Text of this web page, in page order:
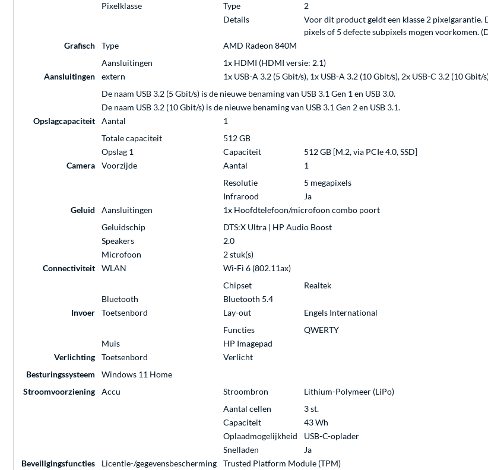
Pixelklasse
Type
2
Details
Voor dit product geldt een klasse 2
pixels of 5 defecte subpixels mogen voorkomen.
Grafisch
Type
AMD Radeon 840M
Aansluitingen
1x HDMI (HDMI versie: 2.1)
Aansluitingen
extern
1x USB-A 3.2 (5 Gbit/s), 1x USB-A 3.2 (10 Gbit/s), 2x USB-C 3.2 (10 Gbit/
De naam USB 3.2 (5 Gbit/s) is de nieuwe benaming van USB 3.1 Gen 1 en USB 3.0.
De naam USB 3.2 (10 Gbit/s) is de nieuwe benaming van USB 3.1 Gen 2 en USB 3.1.
Opslagcapaciteit
Aantal
1
Totale capaciteit
512 GB
Opslag 1
Capaciteit
512 GB [M.2, via PCIe 4.0, SSD]
Camera
Voorzijde Aantal
1
Resolutie
5 megapixels
Infrarood
Ja
Geluid
Aansluitingen
1x Hoofdtelefoon/microfoon combo poort
Geluidschip
DTS:X Ultra | HP Audio Boost
Speakers
2.0
Microfoon
2 stuk(s)
Connectiviteit
WLAN
Wi-Fi 6 (802.11ax)
Chipset
Realtek
Bluetooth
Bluetooth 5.4
Invoer
Toetsenbord Lay-out
Engels International
Functies
QWERTY
Muis
HP Imagepad
Verlichting
Toetsenbord
Verlicht
Besturingssysteem
Windows 11 Home
Stroomvoorziening
Accu Stroombron
Lithium-Polymeer (LiPo)
Aantal cellen
3 st.
Capaciteit
43 Wh
Oplaadmogelijkheid
USB-C-oplader
Snelladen
Ja
Beveiligingsfuncties
Licentie-/gegevensbescherming
Trusted Platform Module (TPM)